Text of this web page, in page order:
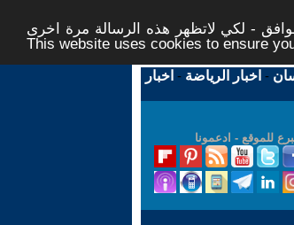
- لكي لاتظهر هذه الرسالة مرة اخرى -
This website uses cookies to ensure
- اخبار الرياضة - اخبار
للموقع - ادعمونا